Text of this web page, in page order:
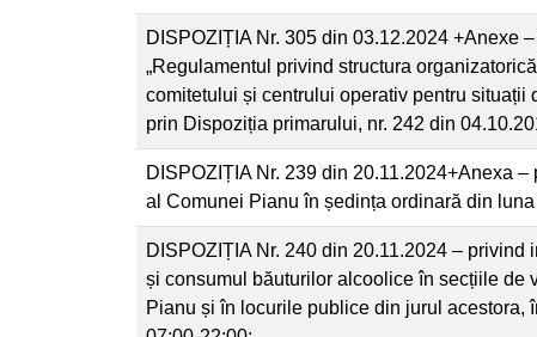
DISPOZIȚIA Nr. 305 din 03.12.2024 +Anexe
„Regulamentul privind structura
comitetului și centrului operativ pentru situații
prin Dispoziția primarului, nr. 242 din
DISPOZIȚIA Nr. 239 din 20.11.2024+Anexa
al Comunei Pianu în ședința ordinară din
DISPOZIȚIA Nr. 240 din 20.11.2024 –
și consumul băuturilor alcoolice în secțiile de
Pianu și în locurile publice din jurul acestora,